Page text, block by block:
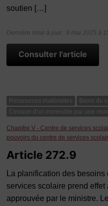
soutien […]
Dernière mise à jour : 9 mai 2025 à
Consulter l'article
Ressources matérielles
Biens du
Cession d'un immeuble par une
Chapitre V - Centre de services
pouvoirs du centre de services
Article 272.9
La planification des besoins
services scolaire prend
approuvée par le ministre.